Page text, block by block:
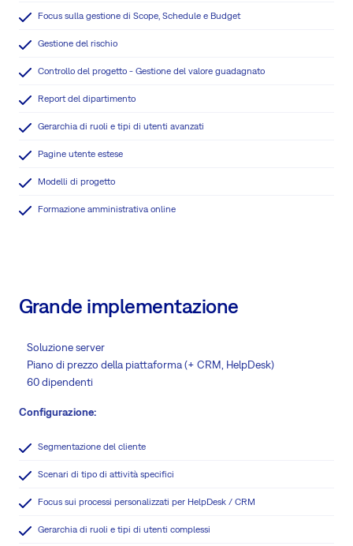
Focus sulla gestione di Scope, Schedule e Budget
Gestione del rischio
Controllo del progetto - Gestione del valore guadagnato
Report del dipartimento
Gerarchia di ruoli e tipi di utenti avanzati
Pagine utente estese
Modelli di progetto
Formazione amministrativa online
Grande implementazione
Soluzione server
Piano di prezzo della piattaforma (+ CRM, HelpDesk)
60 dipendenti
Configurazione:
Segmentazione del cliente
Scenari di tipo di attività specifici
Focus sui processi personalizzati per HelpDesk / CRM
Gerarchia di ruoli e tipi di utenti complessi